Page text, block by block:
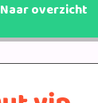
Naar overzicht